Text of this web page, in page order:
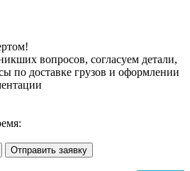
вопросов, согласуем детали,
по доставке грузов и оформлении
Отправить заявку